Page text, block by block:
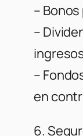
–
–
–
en
6.